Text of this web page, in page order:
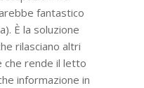
fantastico
È la soluzione
rilasciano altri
che rende il letto
informazione in